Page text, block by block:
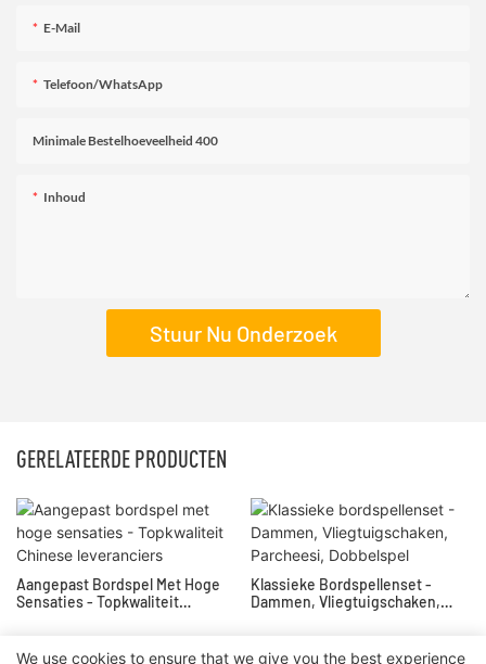
E-Mail
Telefoon/WhatsApp
Minimale Bestelhoeveelheid 400
Inhoud
Stuur Nu Onderzoek
GERELATEERDE PRODUCTEN
Aangepast Bordspel Met Hoge
Sensaties - Topkwaliteit
Klassieke Bordspellenset -
Dammen, Vliegtuigschaken,
We use cookies to ensure that we give you the best experience